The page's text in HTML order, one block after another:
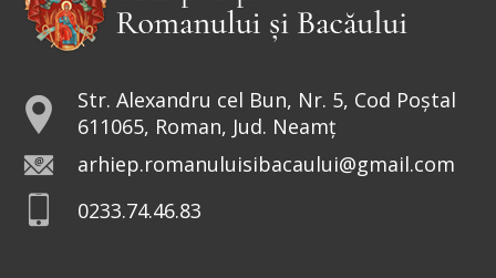
Sfântul Sfinţit Mucenic Narcis,
Cinstirea Sfintei Icoane a
Str. Alexandru cel Bun, Nr. 5, Cod Poștal
611065, Roman, Jud. Neamț
arhiep.romanuluisibacaului@gmail.com
0233.74.46.83